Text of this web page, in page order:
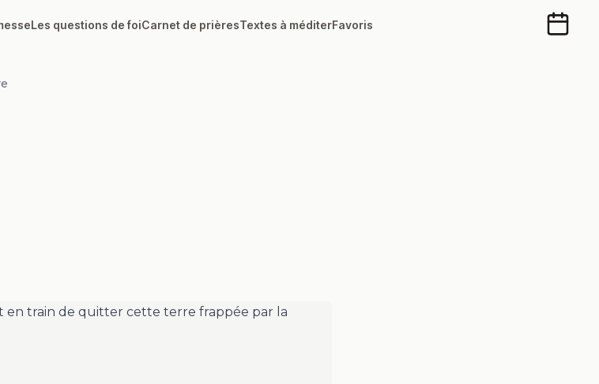
Les questions de foiCarnet de prièresTextes à méditerFavoris
en train de quitter cette terre frappée par la